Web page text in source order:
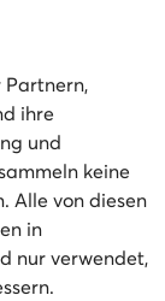
Partnern,
ihre
und
keine
Alle von diesen
in
nur verwendet,